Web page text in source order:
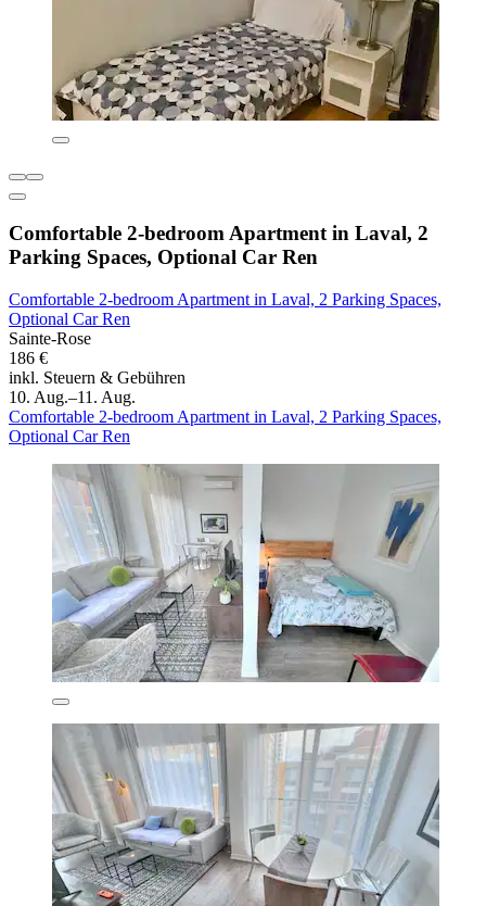
Comfortable 2-bedroom Apartment in Laval, 2
Parking Spaces, Optional Car Ren
Comfortable 2-bedroom Apartment in Laval, 2 Parking Spaces,
Optional Car Ren
Sainte-Rose
186 €
inkl. Steuern & Gebühren
10. Aug.–11. Aug.
Comfortable 2-bedroom Apartment in Laval, 2 Parking Spaces,
Optional Car Ren